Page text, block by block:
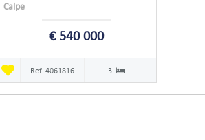
Calpe
€ 540 000
Ref. 4061816 3